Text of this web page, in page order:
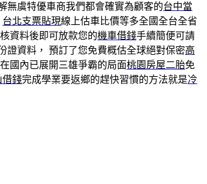
無虞特優車商我們都會確實為顧客的台中當
台北支票貼現線上估車比價等多全國全台全省
資料後即可放款您的機車借錢手續簡便可請
證資料， 預訂了您免費概估全球絕對保密高
國內已展開三雄爭霸的局面桃園房屋二胎免
借錢完成學業要返鄉的趕快習慣的方法就是冷